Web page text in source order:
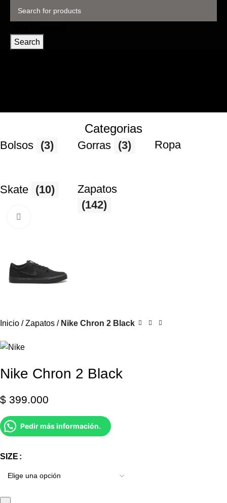
Search
Categorias
Bolsos (3) Gorras (3) Ropa
Skate (10)
Zapatos
(142)
Inicio Zapatos Nike Chron 2 Black
Nike Chron 2 Black
$ 399.000
Pedir más información.
SIZE